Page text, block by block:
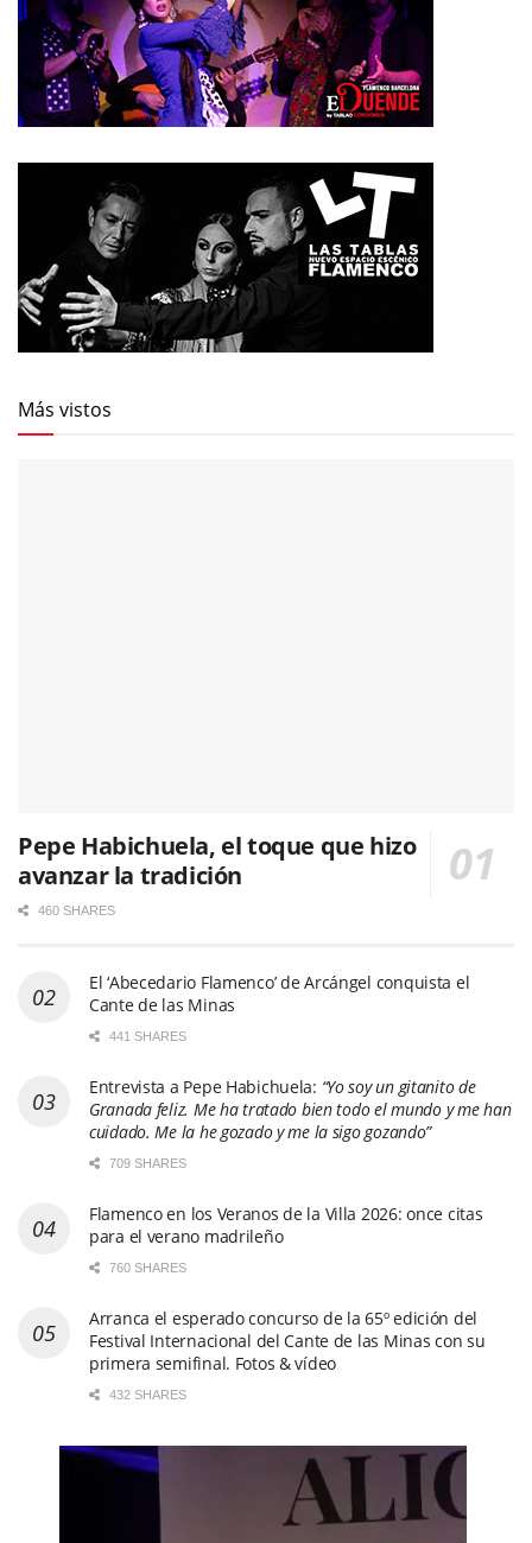
Más vistos
Pepe Habichuela, el toque que hizo
avanzar la tradición
460 SHARES
El ‘Abecedario Flamenco’ de Arcángel conquista el
Cante de las Minas
441 SHARES
Entrevista a Pepe Habichuela: “Yo soy un gitanito de
Granada feliz. Me ha tratado bien todo el mundo y me han
cuidado. Me la he gozado y me la sigo gozando”
709 SHARES
Flamenco en los Veranos de la Villa 2026: once citas
para el verano madrileño
760 SHARES
Arranca el esperado concurso de la 65º edición del
Festival Internacional del Cante de las Minas con su
primera semifinal. Fotos & vídeo
432 SHARES